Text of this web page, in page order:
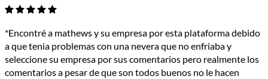
*Encontré a mathews y su empresa por esta plataforma debido
a que tenia problemas con una nevera que no enfriaba y
seleccione su empresa por sus comentarios pero realmente los
comentarios a pesar de que son todos buenos no le hacen